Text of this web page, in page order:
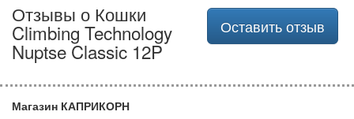
Оставить отзыв
Отзывы о Кошки
Climbing Technology
Nuptse Classic 12P
Магазин КАПРИКОРН